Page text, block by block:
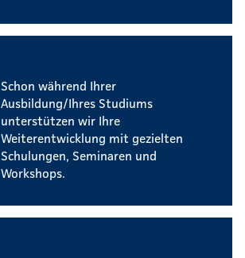
Schon während Ihrer
Ausbildung/Ihres Studiums
unterstützen wir Ihre
Weiterentwicklung mit gezielten
Schulungen, Seminaren und
Workshops.